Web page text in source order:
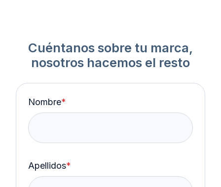
Cuéntanos sobre tu marca,
nosotros hacemos el resto
Nombre*
Apellidos*